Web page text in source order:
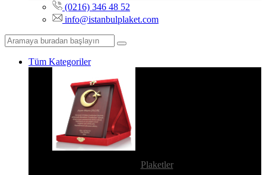
(0216) 346 48 52
info@istanbulplaket.com
Tüm Kategoriler
Plaketler